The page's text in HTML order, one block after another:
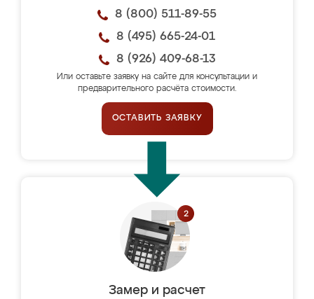
8 (800) 511-89-55
8 (495) 665-24-01
8 (926) 409-68-13
Или оставьте заявку на сайте для консультации и
предварительного расчёта стоимости.
ОСТАВИТЬ ЗАЯВКУ
Замер и расчет